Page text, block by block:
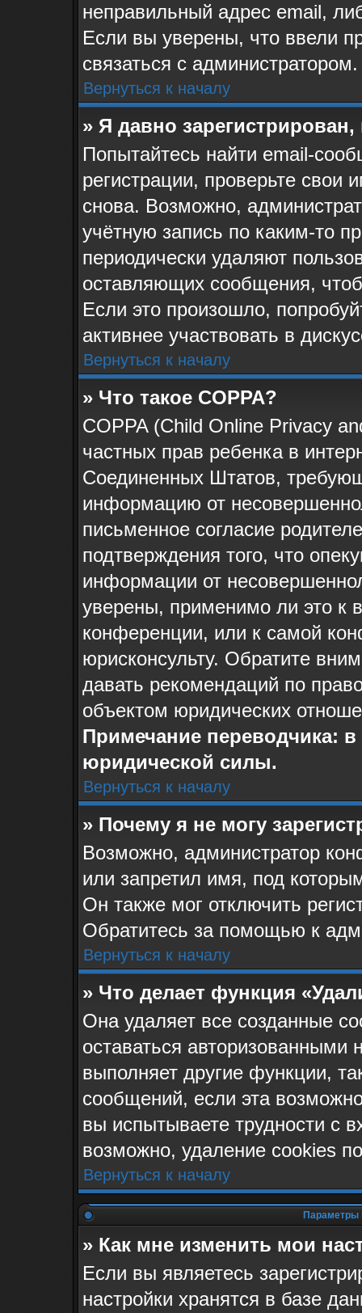
неправильный адрес email,
Если вы уверены, что ввели
связаться с администратором.
Вернуться к началу
» Я давно
Попытайтесь найти email-
регистрации, проверьте свои
снова. Возможно,
учётную запись по каким-то
периодически удаляют
оставляющих сообщения,
Если это произошло,
активнее участвовать в
Вернуться к началу
» Что такое COPPA?
COPPA (Child Online Privacy
частных прав ребенка в
Соединенных Штатов,
информацию от
письменное согласие
подтверждения того, что
информации от
уверены, применимо ли это к
конференции, или к самой
юрисконсульту. Обратите
давать рекомендаций по
объектом юридических
Примечание переводчика:
юридической силы.
Вернуться к началу
» Почему я не могу
Возможно, администратор
или запретил имя, под
Он также мог отключить
Обратитесь за помощью к
Вернуться к началу
» Что делает функция
Она удаляет все созданные
оставаться авторизованными
выполняет другие функции,
сообщений, если эта
вы испытываете трудности с
возможно, удаление cookies
Вернуться к началу
Параметры
» Как мне изменить мои
Если вы являетесь
настройки хранятся в базе